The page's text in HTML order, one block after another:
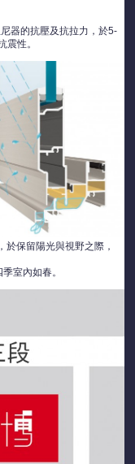
器的抗壓及抗拉力，於5-
震性。
保留陽光與視野之際，
室內如春。